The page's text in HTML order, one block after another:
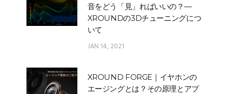
音をどう「見」ればいいの？—
XROUNDの3Dチューニングにつ
いて
JAN 14, 2021
XROUND FORGE｜イヤホンの
エージングとは？その原理とアプ